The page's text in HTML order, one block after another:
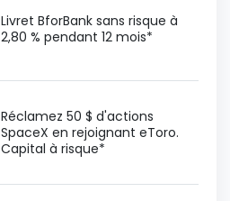
Livret BforBank sans risque à
2,80 % pendant 12 mois*
Réclamez 50 $ d'actions
SpaceX en rejoignant eToro.
Capital à risque*